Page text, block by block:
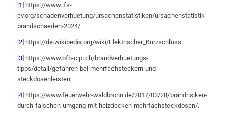
[1]
https://www.ifs-
ev.org/schadenverhuetung/ursachenstatistiken/ursachenstatistik-
brandschaeden-2024/.
[2] https://de.wikipedia.org/wiki/Elektrischer_Kurzschluss.
[3] https://www.bfb-cipi.ch/brandverhuetungs-
tipps/detail/gefahren-bei-mehrfachsteckern-und-
steckdosenleisten.
[4] https://www.feuerwehr-waldbronn.de/2017/03/28/brandrisiken-
durch-falschen-umgang-mit-heizdecken-mehrfachsteckdosen/.